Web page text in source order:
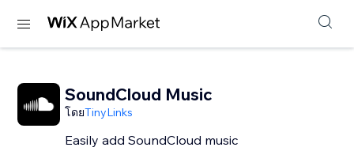
SoundCloud Music
โดยTinyLinks
Easily add SoundCloud music